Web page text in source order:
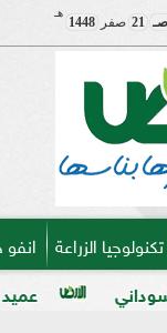
21 صفر 1448
هـ
تكنولوجيا الزراعة
عميد «زراعة الأزهر»